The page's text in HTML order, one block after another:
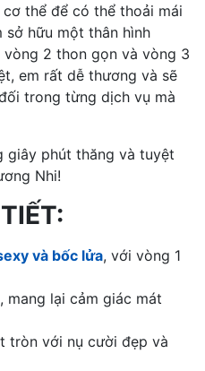
thể để có thể thoải mái
sở hữu một thân hình
vòng 2 thon gọn và vòng 3
em rất dễ thương và sẽ
trong từng dịch vụ mà
giây phút thăng và tuyệt
Nhi!
và bốc lửa, với vòng 1
mang lại cảm giác mát
tròn với nụ cười đẹp và